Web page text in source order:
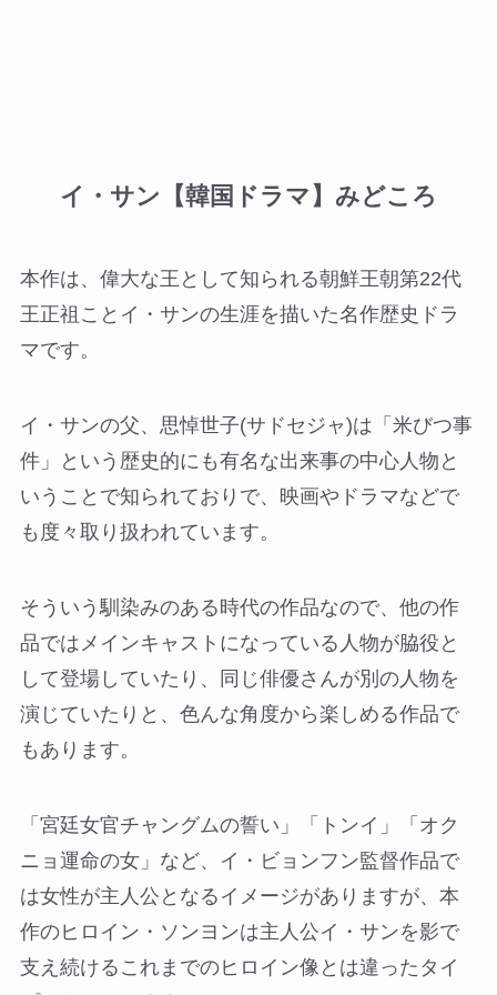
イ・サン【韓国ドラマ】みどころ
本作は、偉大な王として知られる朝鮮王朝第22代
王正祖ことイ・サンの生涯を描いた名作歴史ドラ
マです。
イ・サンの父、思悼世子(サドセジャ)は「米びつ事
件」という歴史的にも有名な出来事の中心人物と
いうことで知られておりで、映画やドラマなどで
も度々取り扱われています。
そういう馴染みのある時代の作品なので、他の作
品ではメインキャストになっている人物が脇役と
して登場していたり、同じ俳優さんが別の人物を
演じていたりと、色んな角度から楽しめる作品で
もあります。
「宮廷女官チャングムの誓い」「トンイ」「オク
ニョ運命の女」など、イ・ビョンフン監督作品で
は女性が主人公となるイメージがありますが、本
作のヒロイン・ソンヨンは主人公イ・サンを影で
支え続けるこれまでのヒロイン像とは違ったタイ